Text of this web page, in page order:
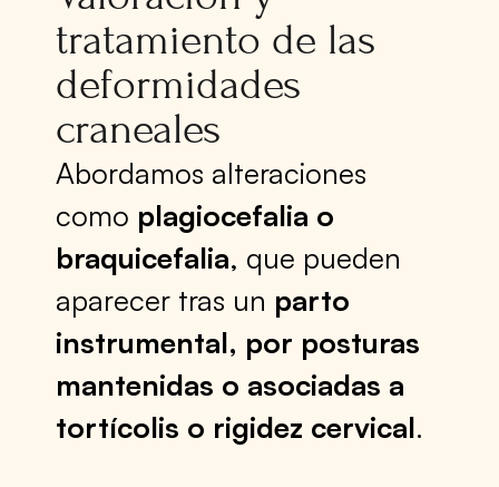
tratamiento de las
deformidades
craneales
Abordamos alteraciones
como plagiocefalia o
braquicefalia, que pueden
aparecer tras un parto
instrumental, por posturas
mantenidas o asociadas a
tortícolis o rigidez cervical.